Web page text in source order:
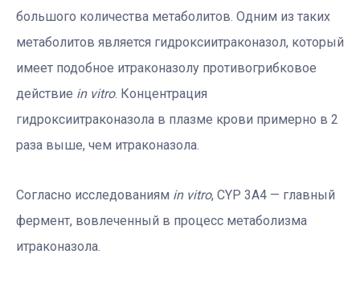
большого количества метаболитов. Одним из таких
метаболитов является гидроксиитраконазол, который
имеет подобное итраконазолу противогрибковое
действие in vitro. Концентрация
гидроксиитраконазола в плазме крови примерно в 2
раза выше, чем итраконазола.
Согласно исследованиям in vitro, CYP 3A4 — главный
фермент, вовлеченный в процесс метаболизма
итраконазола.